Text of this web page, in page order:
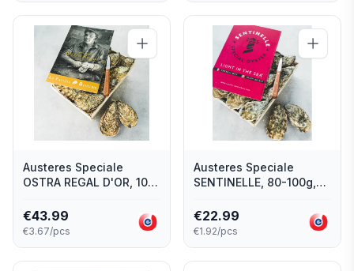
Austeres Speciale
OSTRA REGAL D'OR, 100-
Francija
€43.99
€3.67/pcs
Austeres Speciale
SENTINELLE, 80-100g,
€22.99
€1.92/pcs